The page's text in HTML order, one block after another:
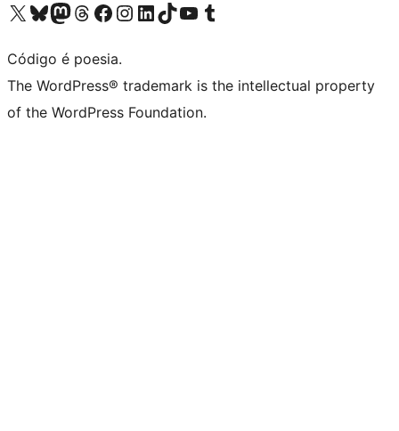
Visite a nossa conta X (antigo Twitter)
Visit our Bluesky account
Visit our Mastodon account
Visit our Threads account
Visite a nossa página do Facebook
Visite a nossa conta no Instagram
Visite a nossa conta no LinkedIn
Visit our TikTok account
Visit our YouTube channel
Visit our Tumblr account
Código é poesia.
The WordPress® trademark is the intellectual property
of the WordPress Foundation.